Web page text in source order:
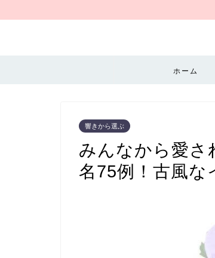
ホーム
響きから選ぶ
みんなから愛さ
名75例！古風な